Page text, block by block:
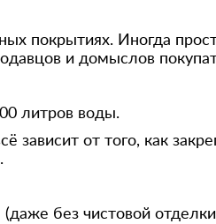
покрытиях. Иногда
и домыслов
литров воды.
зависит от того, как
без чистовой